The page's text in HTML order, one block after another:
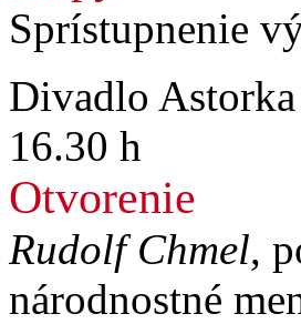
Sprístupnenie
Divadlo
16.30 h
Otvorenie
Rudolf Chmel,
národnostné